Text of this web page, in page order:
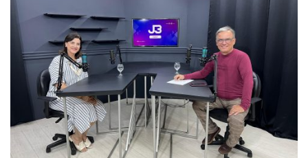
Hesea
Tecnologia
Sistemas